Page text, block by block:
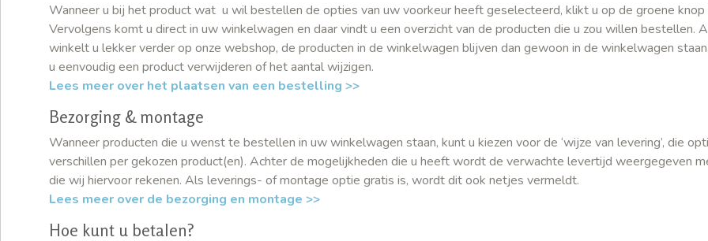
Wanneer u bij het product wat u wil bestellen de opties van uw voorkeur heeft geselecteerd, klikt u op de groene
Vervolgens komt u direct in uw winkelwagen en daar vindt u een overzicht van de producten die u zou willen bestellen.
winkelt u lekker verder op onze webshop, de producten in de winkelwagen blijven dan gewoon in de winkelwagen
u eenvoudig een product verwijderen of het aantal wijzigen.
Lees meer over het plaatsen van een bestelling >>
Bezorging & montage
Wanneer producten die u wenst te bestellen in uw winkelwagen staan, kunt u kiezen voor de ‘wijze van levering’, die
verschillen per gekozen product(en). Achter de mogelijkheden die u heeft wordt de verwachte levertijd weergegeven
die wij hiervoor rekenen. Als leverings- of montage optie gratis is, wordt dit ook netjes vermeldt.
Lees meer over de bezorging en montage >>
Hoe kunt u betalen?